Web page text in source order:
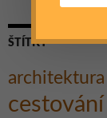
ŠTÍTKY
architektura
cestování